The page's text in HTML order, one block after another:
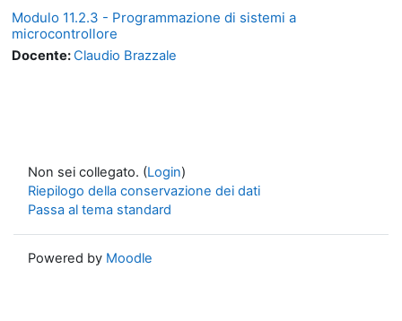
Modulo 11.2.3 - Programmazione di sistemi a
microcontrollore
Docente:Claudio Brazzale
Non sei collegato. (Login)
Riepilogo della conservazione dei dati
Passa al tema standard
Powered by Moodle